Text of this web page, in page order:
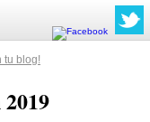
tu blog!